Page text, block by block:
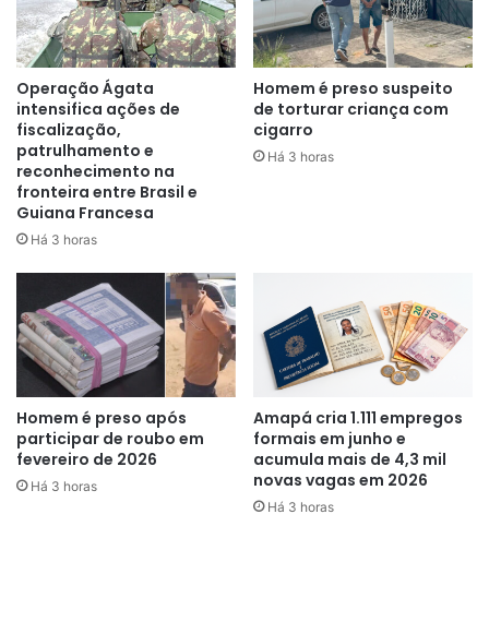
Uma testemunha, que estava em uma loja de autopeças
nas proximidades, contou que inicialmente não percebeu
que se tratava de um assalto.
“Eu estava comprando uma peça
aqui na Pemaza e vi os dois
correndo. Depois fomos alertados
de que era um 157. No momento,
parecia que ele estava roubando a
bolsa dela, como se tivesse
furtado a bolsa da mulher. Depois
eles foram abordados, e os
Operação Ágata
intensifica ações de
fiscalização,
patrulhamento e
reconhecimento na
fronteira entre Brasil e
Guiana Francesa
Há 3 horas
Homem é preso suspeito
de torturar criança com
cigarro
Há 3 horas
Homem é preso após
participar de roubo em
fevereiro de 2026
Há 3 horas
Amapá cria 1.111 empregos
formais em junho e
acumula mais de 4,3 mil
novas vagas em 2026
Há 3 horas